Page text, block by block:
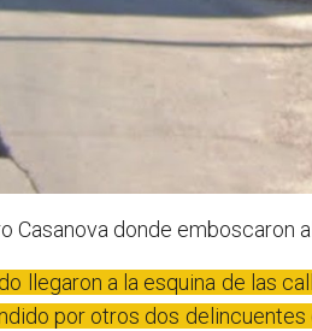
Casanova donde emboscaron
llegaron a la esquina de las
por otros dos